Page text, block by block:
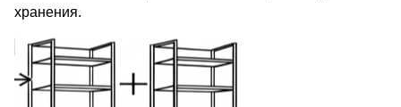
хранения.